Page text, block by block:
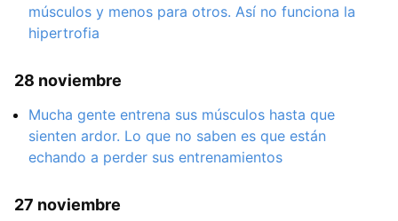
músculos y menos para otros. Así no funciona la
hipertrofia
28 noviembre
Mucha gente entrena sus músculos hasta que
sienten ardor. Lo que no saben es que están
echando a perder sus entrenamientos
27 noviembre